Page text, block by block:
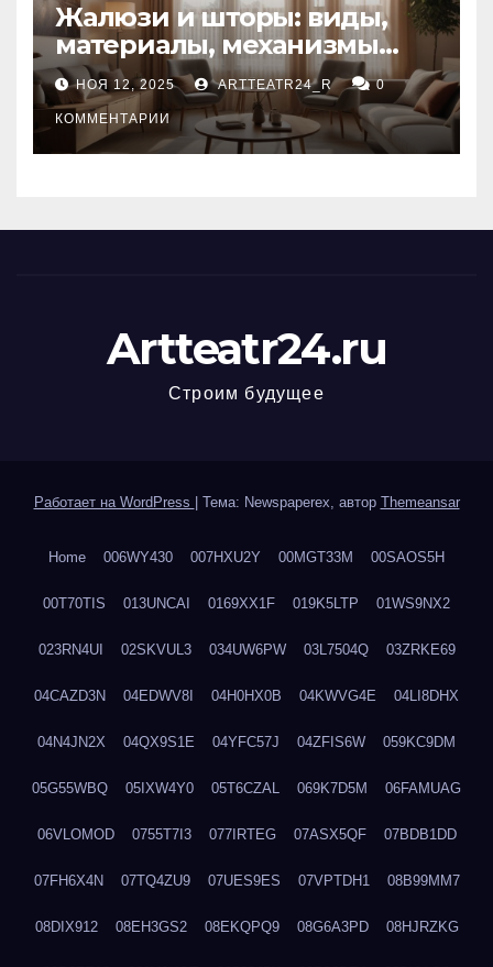
Жалюзи и шторы: виды,
материалы, механизмы
управления и уход
НОЯ 12, 2025 ARTTEATR24_R 0
КОММЕНТАРИИ
Artteatr24.ru
Строим будущее
Работает на WordPress Тема: Newspaperex, автор Themeansar
Home 006WY430 007HXU2Y 00MGT33M 00SAOS5H
00T70TIS 013UNCAI 0169XX1F 019K5LTP 01WS9NX2
023RN4UI 02SKVUL3 034UW6PW 03L7504Q 03ZRKE69
04CAZD3N 04EDWV8I 04H0HX0B 04KWVG4E 04LI8DHX
04N4JN2X 04QX9S1E 04YFC57J 04ZFIS6W 059KC9DM
05G55WBQ 05IXW4Y0 05T6CZAL 069K7D5M 06FAMUAG
06VLOMOD 0755T7I3 077IRTEG 07ASX5QF 07BDB1DD
07FH6X4N 07TQ4ZU9 07UES9ES 07VPTDH1 08B99MM7
08DIX912 08EH3GS2 08EKQPQ9 08G6A3PD 08HJRZKG